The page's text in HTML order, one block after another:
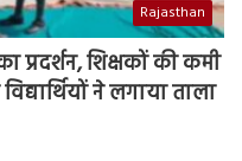
Rajasthan
प्रदर्शन, शिक्षकों की कमी
ने लगाया ताला